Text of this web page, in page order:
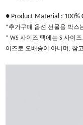
● Product Material : 100%
*추가구매 옵션 선물용 박스
* WS 사이즈 택에는 S 사이
이즈로 오배송이 아니며, 참